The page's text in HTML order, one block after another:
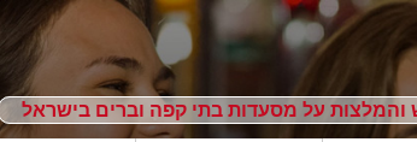
על מסעדות בתי קפה וברים בישראל